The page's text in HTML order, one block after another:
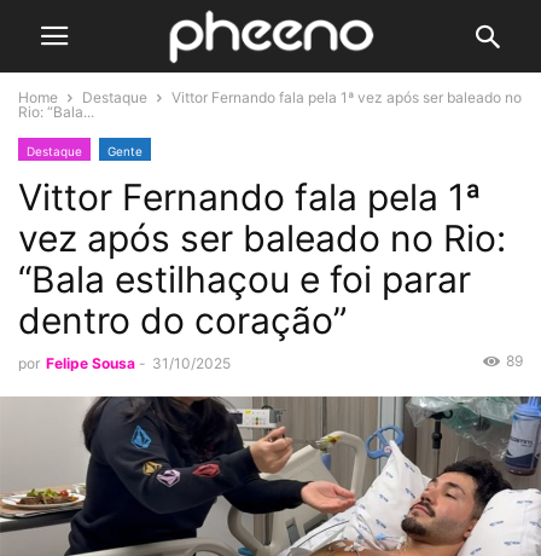
Home Destaque
Vittor Fernando fala pela 1ª vez após ser baleado no
Rio: “Bala...
Destaque Gente
Vittor Fernando fala pela 1ª
vez após ser baleado no Rio:
“Bala estilhaçou e foi parar
dentro do coração”
por Felipe Sousa - 31/10/2025 89